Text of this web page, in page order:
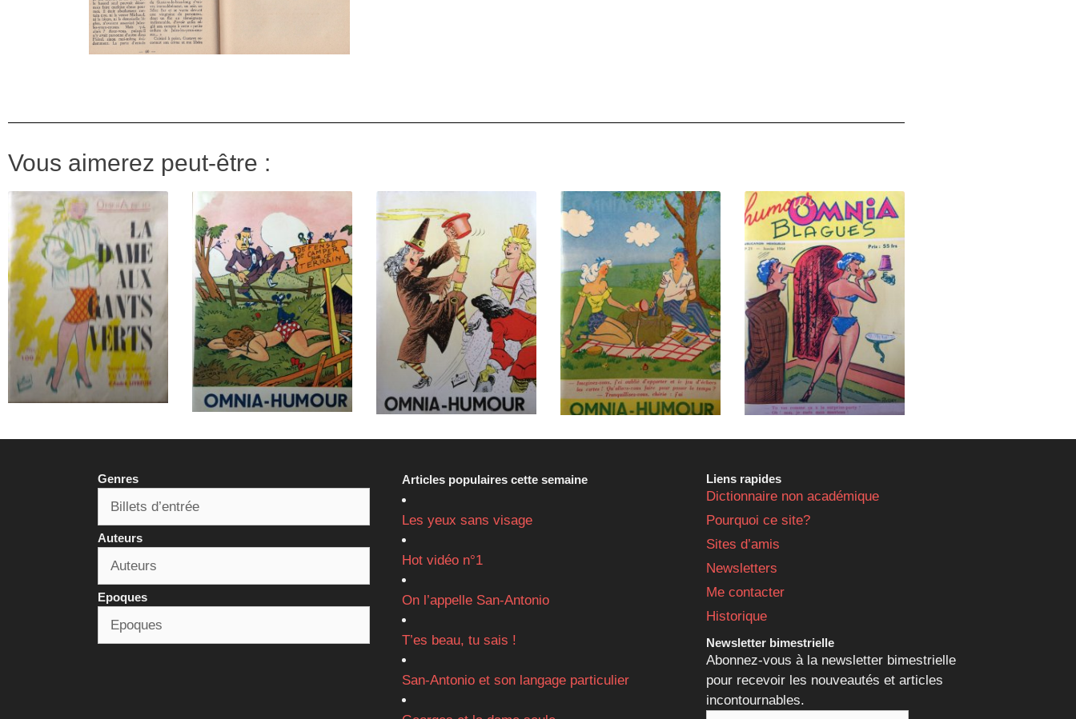
Vous aimerez peut-être :
Genres
Auteurs
Epoques
Articles populaires cette semaine
Les yeux sans visage
Hot vidéo n°1
On l’appelle San-Antonio
T’es beau, tu sais !
San-Antonio et son langage particulier
Liens rapides
Dictionnaire non académique
Pourquoi ce site?
Sites d’amis
Newsletters
Me contacter
Historique
Newsletter bimestrielle
Abonnez-vous à la newsletter bimestrielle
pour recevoir les nouveautés et articles
incontournables.